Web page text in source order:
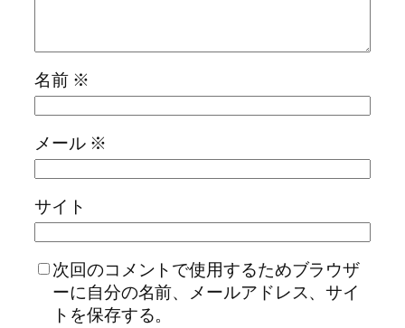
名前 ※
メール ※
サイト
次回のコメントで使用するためブラウザ
ーに自分の名前、メールアドレス、サイ
トを保存する。